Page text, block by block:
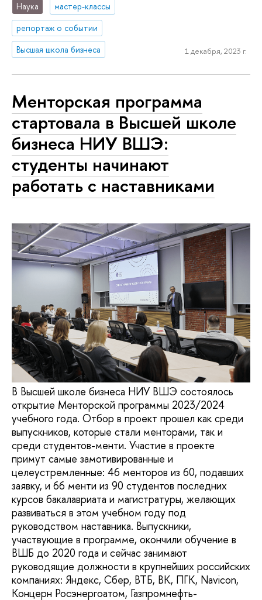
Наука
мастер-классы
репортаж о событии
Высшая школа бизнеса
1 декабря, 2023 г.
Менторская программа
стартовала в Высшей школе
бизнеса НИУ ВШЭ:
студенты начинают
работать с наставниками
В Высшей школе бизнеса НИУ ВШЭ состоялось
открытие Менторской программы 2023/2024
учебного года. Отбор в проект прошел как среди
выпускников, которые стали менторами, так и
среди студентов-менти. Участие в проекте
примут самые замотивированные и
целеустремленные: 46 менторов из 60, подавших
заявку, и 66 менти из 90 студентов последних
курсов бакалавриата и магистратуры, желающих
развиваться в этом учебном году под
руководством наставника. Выпускники,
участвующие в программе, окончили обучение в
ВШБ до 2020 года и сейчас занимают
руководящие должности в крупнейших российских
компаниях: Яндекс, Сбер, ВТБ, ВК, ПГК, Navicon,
Концерн Росэнергоатом, Газпромнефть-